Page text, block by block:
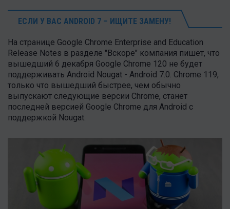
ЕСЛИ У ВАС ANDROID 7 – ИЩИТЕ ЗАМЕНУ!
На странице Google Chrome Enterprise and Education
Release Notes в разделе "Вскоре" компания пишет, что
вышедший 6 декабря Google Chrome 120 не будет
поддерживать Android Nougat - Android 7.0. Chrome 119,
только что вышедший быстрее, чем обычно
выпускают следующие версии Chrome, станет
последней версией Google Chrome для Android с
поддержкой Nougat.